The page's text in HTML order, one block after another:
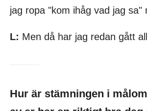
jag ropa "kom ihåg vad jag sa"
L: Men då har jag redan gått
Hur är stämningen i